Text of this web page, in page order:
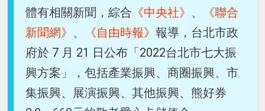
體有相關新聞，綜合 《中央社》 、
《聯合
新聞網》 、 《自由時報》報導，台北市政
府於 7 月 21 日公布「2022台北市七大振
興方案」，包括產業振興、商圈振興、市
集振興、展演振興、其他振興、熊好券